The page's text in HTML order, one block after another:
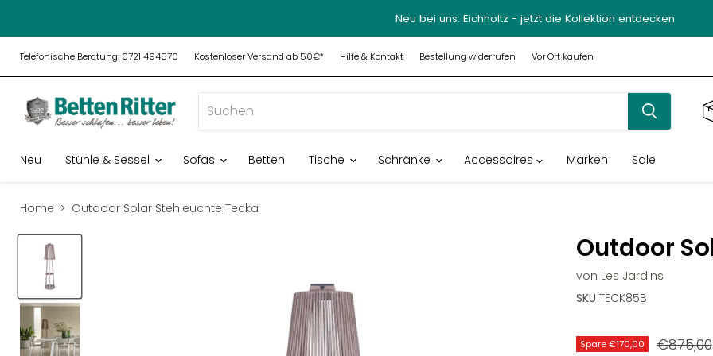
Neu bei uns: Eichholtz - jetzt die Kollektion entdecken
Telefonische Beratung: 0721 494570 Kostenloser Versand ab 50€* Hilfe & Kontakt Bestellung widerrufen Vor Ort kaufen
Neu
Stühle & Sessel Sofas Betten Tische Schränke Accessoires Marken Sale
Home Outdoor Solar Stehleuchte Tecka
Outdoor
von Les Jardins
SKU TECK85B
Spare€170,00 Preis
€875,00